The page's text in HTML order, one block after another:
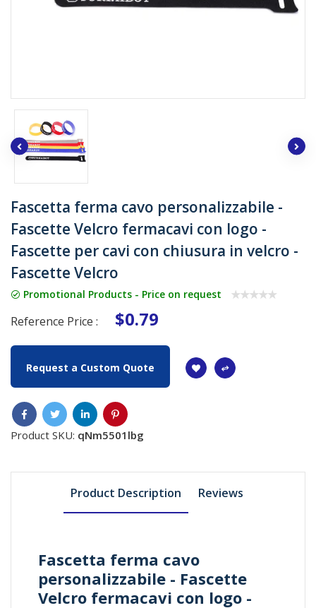
Fascetta ferma cavo personalizzabile -
Fascette Velcro fermacavi con logo -
Fascette per cavi con chiusura in velcro -
Fascette Velcro
Promotional Products - Price on request
Reference Price : $0.79
Request a Custom Quote
Product SKU: qNm5501lbg
Product Description Reviews
Fascetta ferma cavo
personalizzabile - Fascette
Velcro fermacavi con logo -